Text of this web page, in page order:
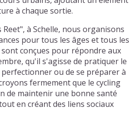
à chaque sortie.
Reet", à Schelle, nous organisons
pour tous les âges et tous les
conçues pour répondre aux
qu'il s'agisse de pratiquer le
perfectionner ou de se préparer à
fermement que le cycling
de maintenir une bonne santé
en créant des liens sociaux